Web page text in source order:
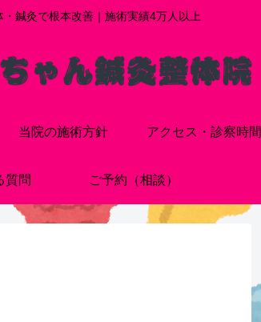
・鍼灸で根本改善｜施術実績4万人以上
当院の施術方針 アクセス・診察時間
質問 ご予約（相談）